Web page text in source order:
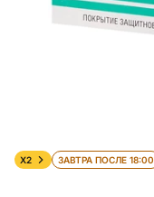
X2 ЗАВТРА ПОСЛЕ 18:00